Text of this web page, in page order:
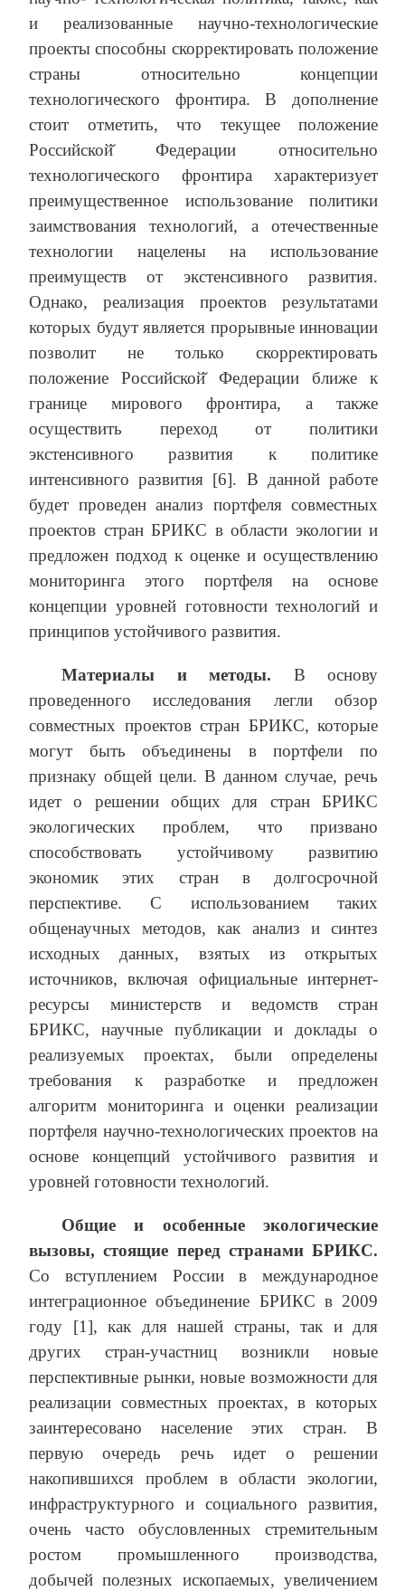
и реализованные научно-технологические
проекты способны скорректировать положение
страны относительно концепции
технологического фронтира. В дополнение
стоит отметить, что текущее положение
Российской̆ Федерации относительно
технологического фронтира характеризует
преимущественное использование политики
заимствования технологий, а отечественные
технологии нацелены на использование
преимуществ от экстенсивного развития.
Однако, реализация проектов результатами
которых будут является прорывные инновации
позволит не только скорректировать
положение Российской̆ Федерации ближе к
границе мирового фронтира, а также
осуществить переход от политики
экстенсивного развития к политике
интенсивного развития [6]. В данной работе
будет проведен анализ портфеля совместных
проектов стран БРИКС в области экологии и
предложен подход к оценке и осуществлению
мониторинга этого портфеля на основе
концепции уровней готовности технологий и
принципов устойчивого развития.
Материалы и методы. В основу
проведенного исследования легли обзор
совместных проектов стран БРИКС, которые
могут быть объединены в портфели по
признаку общей цели. В данном случае, речь
идет о решении общих для стран БРИКС
экологических проблем, что призвано
способствовать устойчивому развитию
экономик этих стран в долгосрочной
перспективе. С использованием таких
общенаучных методов, как анализ и синтез
исходных данных, взятых из открытых
источников, включая официальные интернет-
ресурсы министерств и ведомств стран
БРИКС, научные публикации и доклады о
реализуемых проектах, были определены
требования к разработке и предложен
алгоритм мониторинга и оценки реализации
портфеля научно-технологических проектов на
основе концепций устойчивого развития и
уровней готовности технологий.
Общие и особенные экологические
вызовы, стоящие перед странами БРИКС.
Со вступлением России в международное
интеграционное объединение БРИКС в 2009
году [1], как для нашей страны, так и для
других стран-участниц возникли новые
перспективные рынки, новые возможности для
реализации совместных проектах, в которых
заинтересовано население этих стран. В
первую очередь речь идет о решении
накопившихся проблем в области экологии,
инфраструктурного и социального развития,
очень часто обусловленных стремительным
ростом промышленного производства,
добычей полезных ископаемых, увеличением